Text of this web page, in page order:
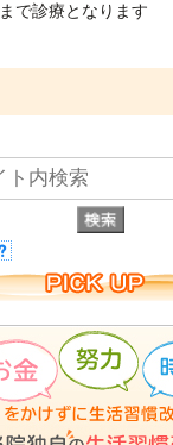
で診療となります